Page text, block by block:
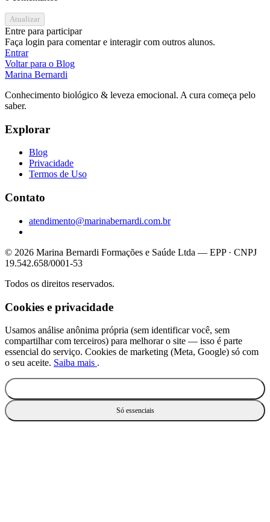
Atualizar
Entre para participar
Faça login para comentar e interagir com outros alunos.
Entrar
Voltar para o Blog
Marina Bernardi
Conhecimento biológico & leveza emocional. A cura começa pelo
saber.
Explorar
Blog
Privacidade
Termos de Uso
Contato
atendimento@marinabernardi.com.br
© 2026 Marina Bernardi Formações e Saúde Ltda — EPP · CNPJ
19.542.658/0001-53
Todos os direitos reservados.
Cookies e privacidade
Usamos análise anônima própria (sem identificar você, sem
compartilhar com terceiros) para melhorar o site — isso é parte
essencial do serviço. Cookies de marketing (Meta, Google) só com
o seu aceite. Saiba mais .
Só essenciais